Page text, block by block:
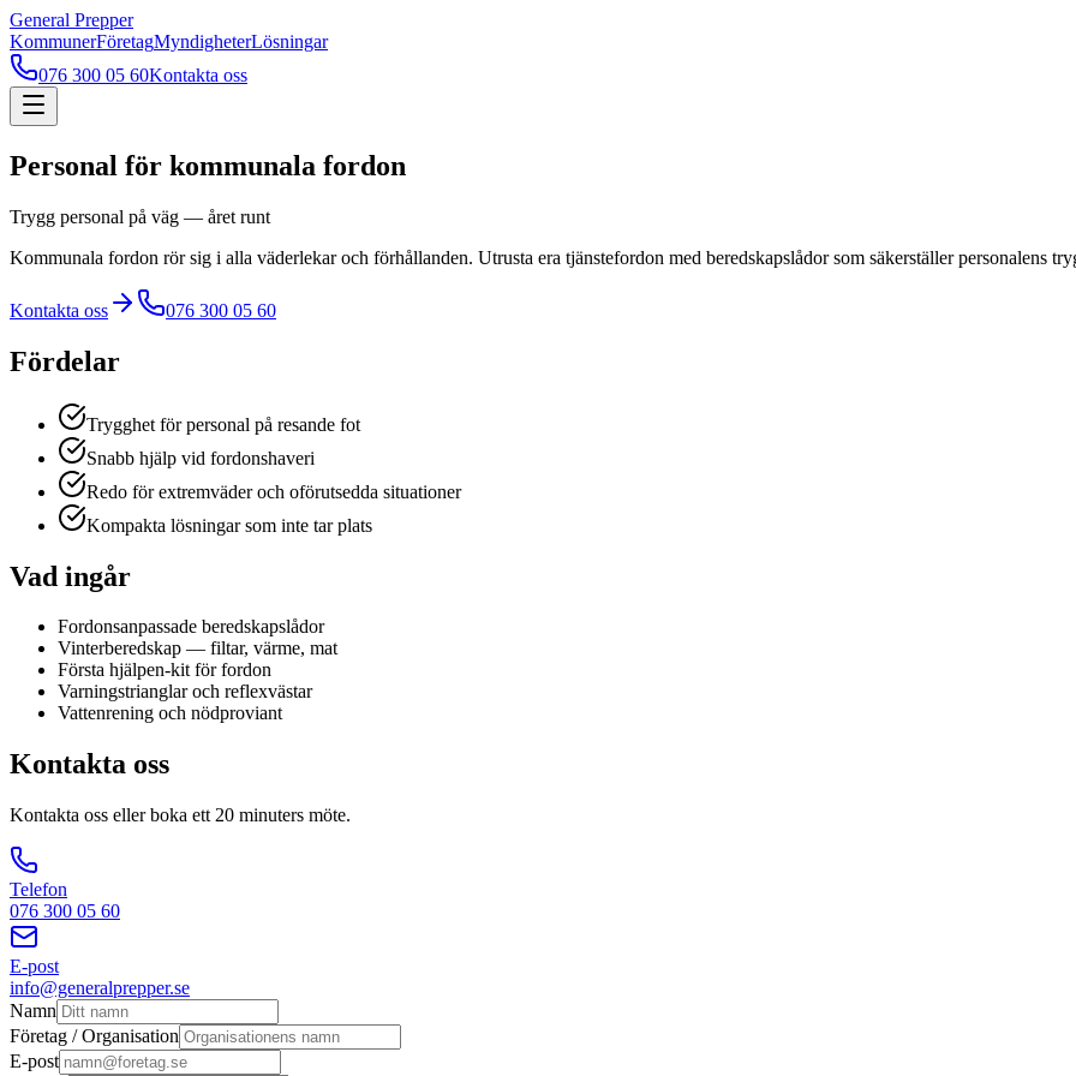
General Prepper
KommunerFöretagMyndigheterLösningar
076 300 05 60Kontakta oss
Personal för kommunala fordon
Trygg personal på väg — året runt
Kommunala fordon rör sig i alla väderlekar och förhållanden. Utrusta era tjänstefordon med beredskapslådor som säkerställer personalens
Kontakta oss 076 300 05 60
Fördelar
Trygghet för personal på resande fot
Snabb hjälp vid fordonshaveri
Redo för extremväder och oförutsedda situationer
Kompakta lösningar som inte tar plats
Vad ingår
Fordonsanpassade beredskapslådor
Vinterberedskap — filtar, värme, mat
Första hjälpen-kit för fordon
Varningstrianglar och reflexvästar
Vattenrening och nödproviant
Kontakta oss
Kontakta oss eller boka ett 20 minuters möte.
Telefon
076 300 05 60
E-post
info@generalprepper.se
Namn
Företag / Organisation
E-post